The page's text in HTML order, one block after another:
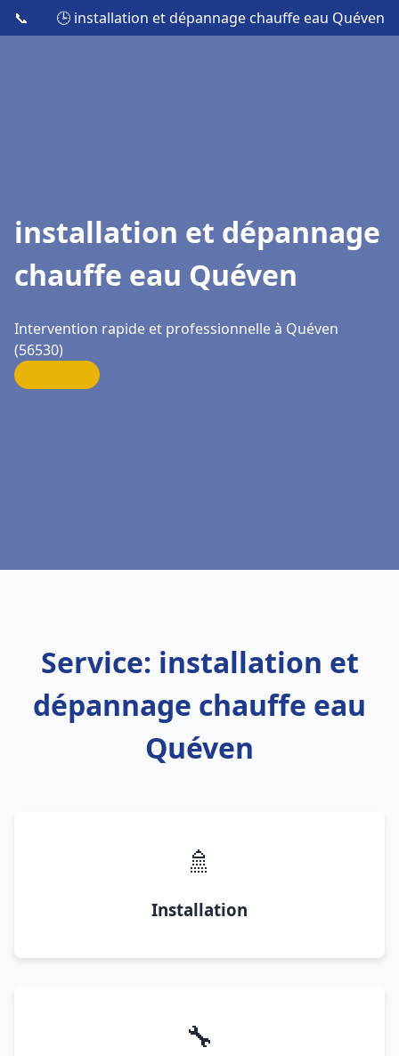
📞 🕒 installation et dépannage chauffe eau Quéven
installation et dépannage
chauffe eau Quéven
Intervention rapide et professionnelle à Quéven
(56530)
Service: installation et
dépannage chauffe eau
Quéven
🚿
Installation
🔧